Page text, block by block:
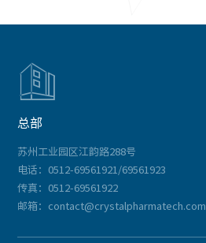

总部
苏州工业园区江韵路288号
电话：0512-69561921/69561923
传真：0512-69561922
邮箱：contact@crystalpharmatech.com